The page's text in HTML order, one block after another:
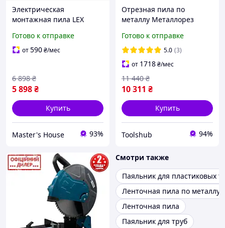
Электрическая
монтажная пила LEX
пила по металлу 3800 об /
мин. Диск 350 мм рез под
Готово к отправке
от590₴/мес
5 898₴
6 898 ₴
Купить
Master's House 93%
Отрезная пила по
металлу Металлорез
ColdCut (2600 Вт, 355*25.4
мм) Монтажная
Готово к отправке
5.0 (3)
от 1718₴/мес
10 311 ₴
11 440 ₴
Купить
Toolshub 94%
Смотри также
Паяльник для пластиковых
Ленточная пила по металлу
Ленточная пила
Паяльник для труб